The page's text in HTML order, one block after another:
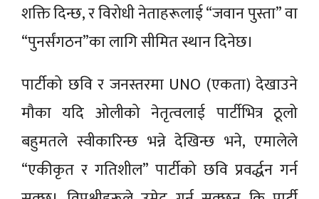
शक्ति दिन्छ, र विरोधी नेताहरूलाई “जवान पुस्ता” वा
“पुनर्संगठन”का लागि सीमित स्थान दिनेछ।
पार्टीको छवि र जनस्तरमा UNO (एकता) देखाउने
मौका यदि ओलीको नेतृत्वलाई पार्टीभित्र ठूलो
बहुमतले स्वीकारिन्छ भन्ने देखिन्छ भने, एमालेले
“एकीकृत र गतिशील” पार्टीको छवि प्रवर्द्धन गर्न